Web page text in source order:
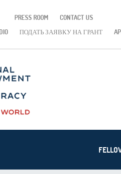
PRESS ROOM
CONTACT US
ПОДАТЬ ЗАЯВКУ НА ГРАНТ